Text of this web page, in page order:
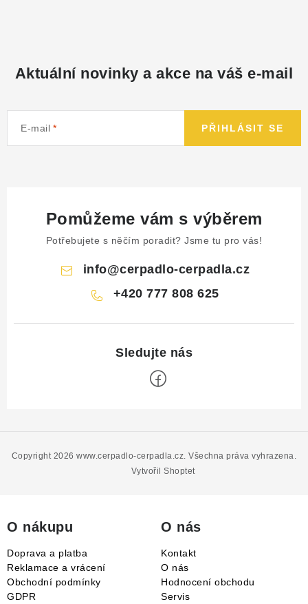
Aktuální novinky a akce na váš e-mail
E-mail PŘIHLÁSIT SE
Pomůžeme vám s výběrem
Potřebujete s něčím poradit? Jsme tu pro vás!
info@cerpadlo-cerpadla.cz
+420 777 808 625
Vytvořil Shoptet
Copyright 2026www.cerpadlo-cerpadla.cz . Všechna práva vyhrazena.
O nákupu
Doprava a platba
Reklamace a vrácení
Obchodní podmínky
GDPR
O nás
Kontakt
O nás
Hodnocení obchodu
Servis